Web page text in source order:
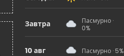
Завтра
Пасмурно ·
0%
10 авг Пасмурно · 5%